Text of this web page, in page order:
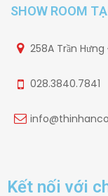
SHOW ROOM
258A Trần Hưng
028.3840.7841
Kết nối với